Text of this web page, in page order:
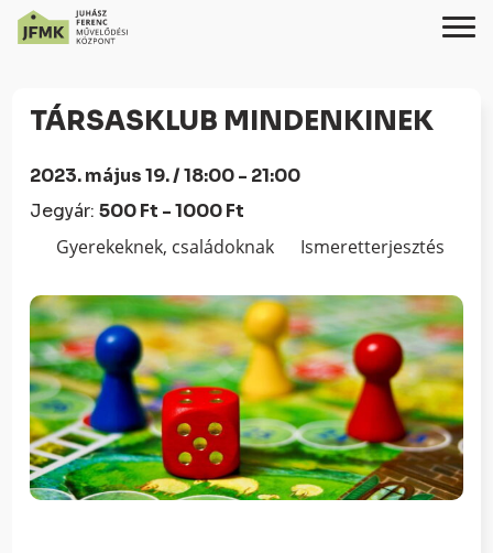
Content
navigációhoz
TÁRSASKLUB MINDENKINEK
2023. május 19. / 18:00 - 21:00
Jegyár:500 Ft - 1000 Ft
Gyerekeknek, családoknak Ismeretterjesztés